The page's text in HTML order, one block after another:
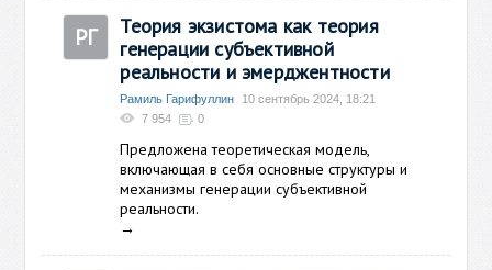
РГ
Теория экзистома как теория
генерации субъективной
реальности и эмерджентности
Рамиль Гарифуллин
10 сентябрь 2024, 18:21
7 954
0
Предложена теоретическая модель,
включающая в себя основные структуры и
механизмы генерации субъективной
реальности.
→